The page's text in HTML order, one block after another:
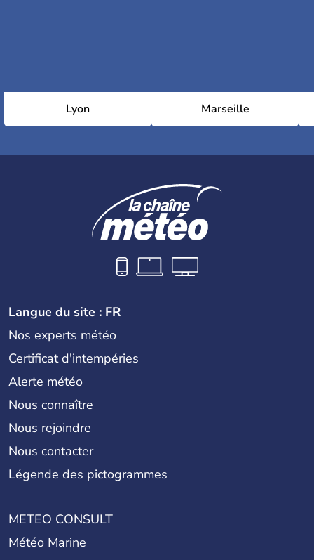
Lyon Marseille
Langue du site : FR
Nos experts météo
Certificat d'intempéries
Alerte météo
Nous connaître
Nous rejoindre
Nous contacter
Légende des pictogrammes
METEO CONSULT
Météo Marine